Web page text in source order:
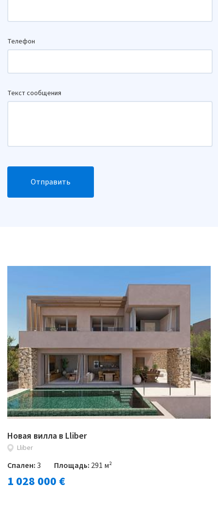
Телефон
Текст сообщения
Отправить
Новая вилла в Lliber
Lliber
Спален:3 Площадь: 291 м²
1 028 000 €